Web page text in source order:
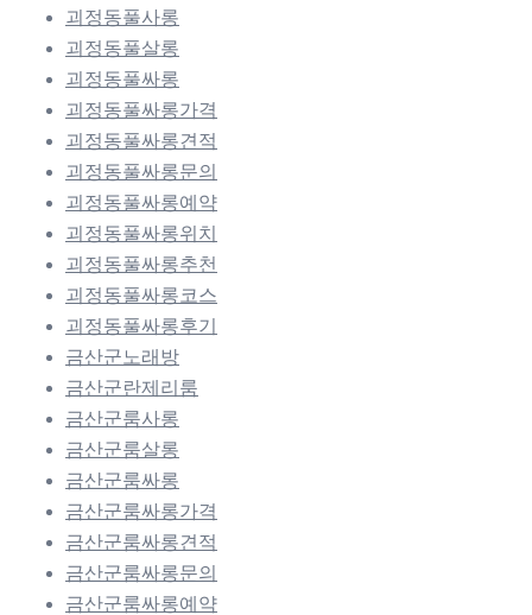
괴정동풀사롱
괴정동풀살롱
괴정동풀싸롱
괴정동풀싸롱가격
괴정동풀싸롱견적
괴정동풀싸롱문의
괴정동풀싸롱예약
괴정동풀싸롱위치
괴정동풀싸롱추천
괴정동풀싸롱코스
괴정동풀싸롱후기
금산군노래방
금산군란제리룸
금산군룸사롱
금산군룸살롱
금산군룸싸롱
금산군룸싸롱가격
금산군룸싸롱견적
금산군룸싸롱문의
금산군룸싸롱예약